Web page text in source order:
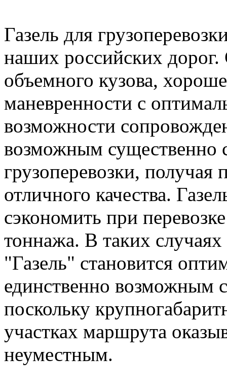
Газель для
наших российских дорог.
объемного кузова,
маневренности с
возможности
возможным существенно
грузоперевозки,
отличного качества.
сэкономить при
тоннажа. В таких случаях
"Газель" становится
единственно возможным
поскольку
участках маршрута
неуместным.